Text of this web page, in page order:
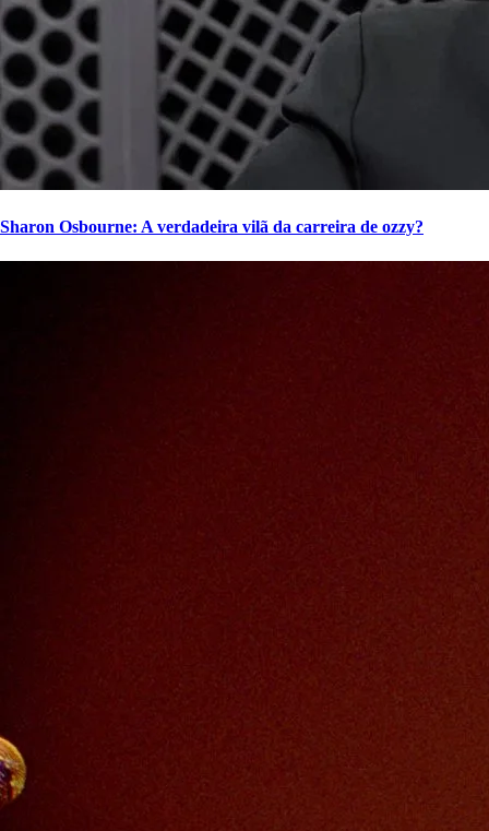
Sharon Osbourne: A verdadeira vilã da carreira de ozzy?